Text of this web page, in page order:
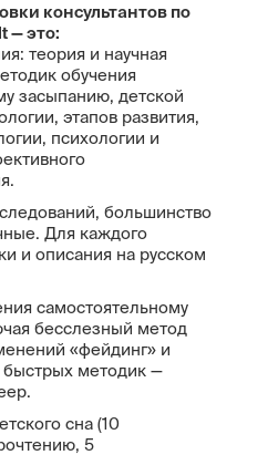
консультантов по
—это:
теория и научная
обучения
засыпанию, детской
этапов развития,
психологии и
большинство
Для каждого
и описания на русском
самостоятельному
бесслезный метод
«фейдинг» и
методик —
сна (10
5